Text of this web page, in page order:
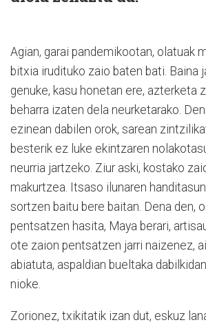
Agian, garai pandemikootan, olatuak
bitxia irudituko zaio baten bati. Baina
genuke, kasu honetan ere, azterketa
beharra izaten dela neurketarako.
ezinean dabilen orok, sarean
besterik ez luke ekintzaren
neurria jartzeko. Ziur aski, kostako
makurtzea. Itsaso ilunaren
sortzen baitu bere baitan. Dena den,
pentsatzen hasita, Maya berari,
ote zaion pentsatzen jarri naizenez,
abiatuta, aspaldian bueltaka
nioke.
Zorionez, txikitatik izan dut, eskuz